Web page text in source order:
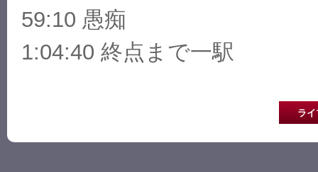
59:10 愚痴
1:04:40 終点まで一駅
ラ